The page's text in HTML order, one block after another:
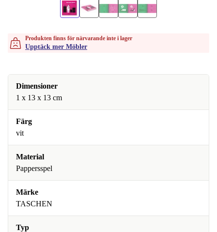
Produkten finns för närvarande inte i lager
Upptäck mer Möbler
Dimensioner
1 x 13 x 13 cm
Färg
vit
Material
Pappersspel
Märke
TASCHEN
Typ